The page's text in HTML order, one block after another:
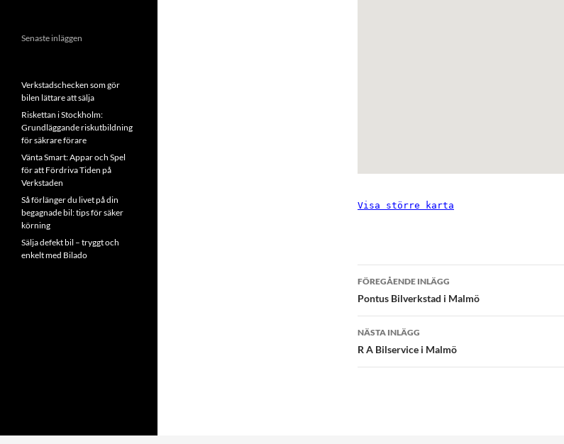
Visa större karta
Inläggsnavigering
FÖREGÅENDE INLÄGG
Pontus Bilverkstad i Malmö
NÄSTA INLÄGG
R A Bilservice i Malmö
Senaste inläggen
Verkstadschecken som gör
bilen lättare att sälja
Riskettan i Stockholm:
Grundläggande riskutbildning
för säkrare förare
Vänta Smart: Appar och Spel
för att Fördriva Tiden på
Verkstaden
Så förlänger du livet på din
begagnade bil: tips för säker
körning
Sälja defekt bil – tryggt och
enkelt med Bilado